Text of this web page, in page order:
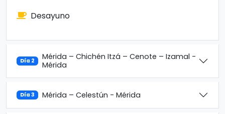
Desayuno
Día 2
Mérida – Chichén Itzá – Cenote – Izamal -
Mérida
Día 3 Mérida – Celestún - Mérida